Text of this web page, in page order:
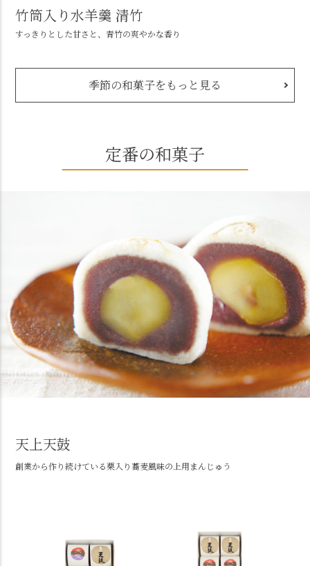
竹筒入り水羊羹 清竹
すっきりとした甘さと、青竹の爽やかな香り
季節の和菓子をもっと見る
定番の和菓子
天上天鼓
創業から作り続けている栗入り蕎麦風味の上用まんじゅう
月映え
優しい甘さのミルクまんじゅう。